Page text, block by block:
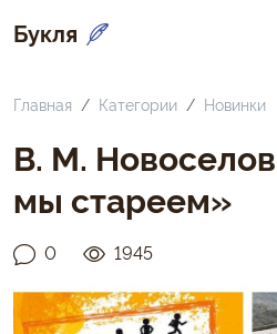
Букля
Главная Категории Новинки
В. М.
мы стареем»
0 1945